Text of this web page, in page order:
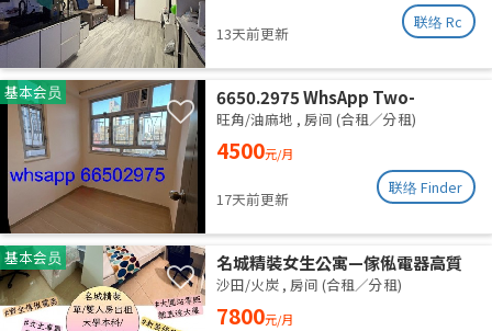
13天前更新
联络 Rc
基本会员
6650.2975 WhsApp Two-
bedroom unit with one empty
room, newly renovated,
available for separate rental or
shared accommodation. High
floor with roof. Utilities
included. Excellent ventilation,
clean and quiet.
旺角/油麻地 , 房间 (合租／分租)
4500元/月
17天前更新
联络 Finder
基本会员
名城精裝女生公寓—傢俬電器高質
齊全 拎包即入住 (業主自放無佣)
沙田/火炭 , 房间 (合租／分租)
7800元/月